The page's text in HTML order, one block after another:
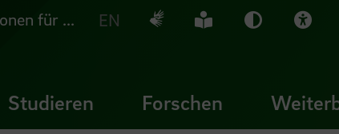
für ... EN Deutsche Gebärdensprache
Leichte Sprache
Dunkel-
Studieren Forschen